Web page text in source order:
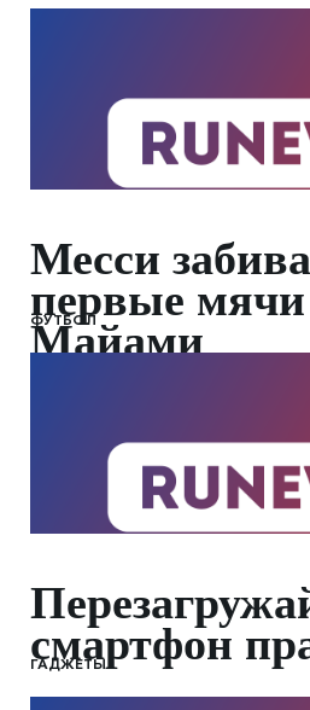
Месси
первые
Майами
ФУТБОЛ
смартфон
ГАДЖЕТЫ